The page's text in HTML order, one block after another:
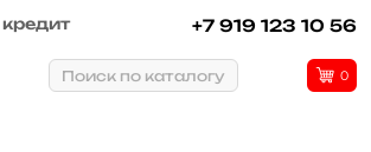
+7 919 123 10 56
Поиск по каталогу 0